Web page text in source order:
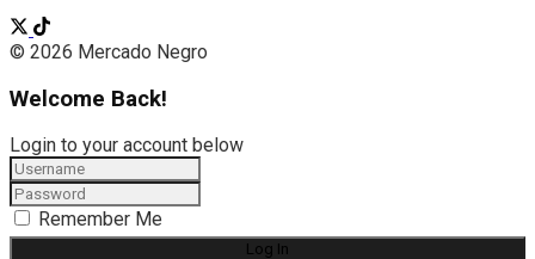
© 2026 Mercado Negro
Welcome Back!
Login to your account below
Remember Me